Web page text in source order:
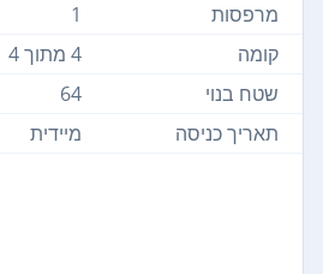
מרפסות
1
קומה
4 מתוך 4
שטח בנוי
64
תאריך כניסה
מיידית